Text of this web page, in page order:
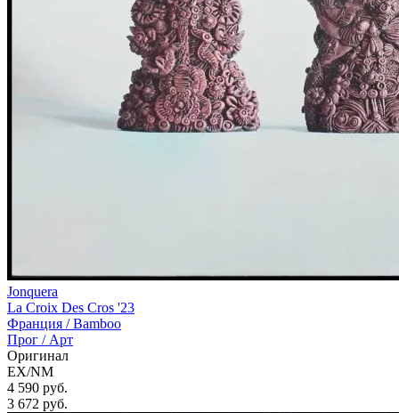
Jonquera
La Croix Des Cros '23
Франция /Bamboo
Прог / Арт
Оригинал
EX/NM
4 590 руб.
3 672 руб.